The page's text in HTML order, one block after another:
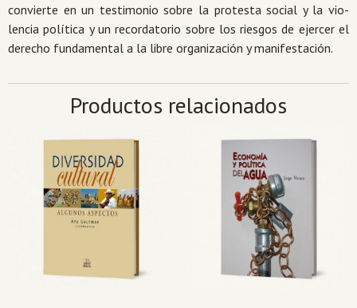
convierte en un testimonio sobre la protesta social y la vio­
lencia política y un recordatorio sobre los riesgos de ejercer el
derecho fundamental a la libre organización y manifestación.
Productos relacionados